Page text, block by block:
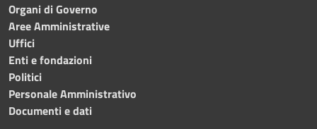
Organi di Governo
Aree Amministrative
Uffici
Enti e fondazioni
Politici
Personale Amministrativo
Documenti e dati